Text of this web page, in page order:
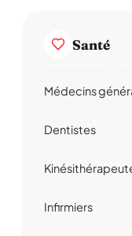
Santé
Médecins
Dentistes
Infirmiers